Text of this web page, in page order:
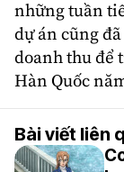
những tuần
dự án cũng
doanh thu để
Hàn Quốc
Bài viết liên